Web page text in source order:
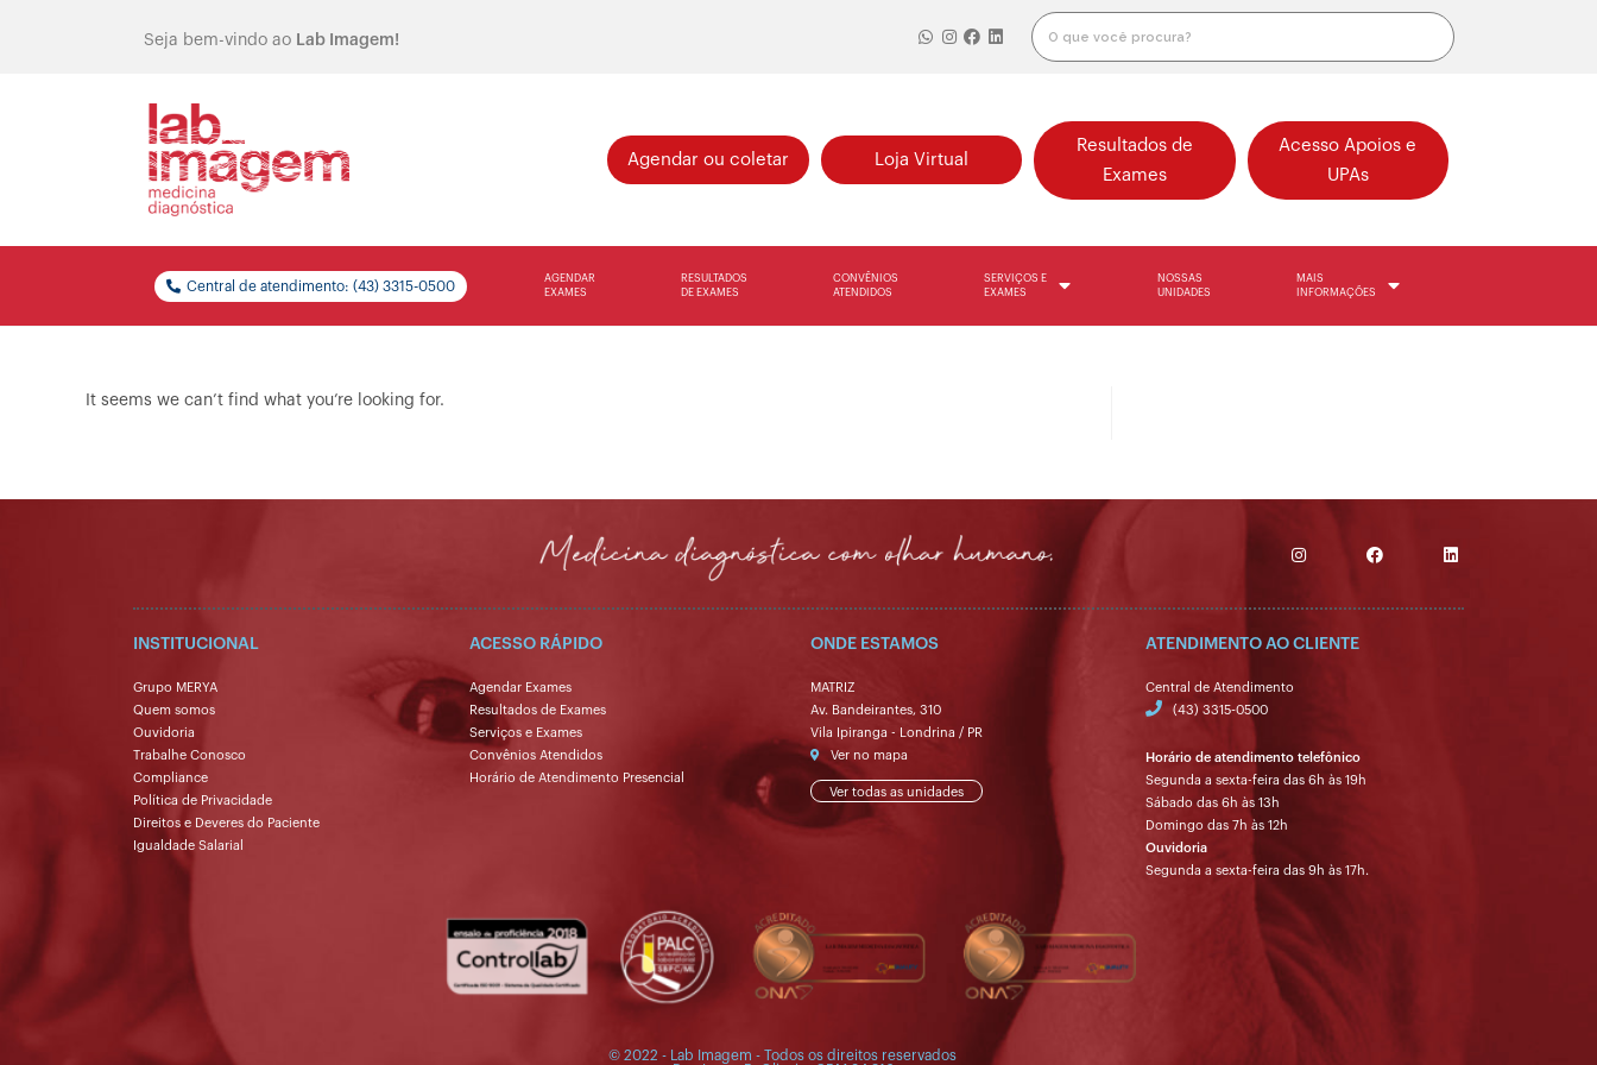
Seja bem-vindo ao Lab Imagem!
Agendar ou coletar Loja Virtual
Resultados de
Exames
Acesso Apoios e
UPAs
Central de atendimento: (43) 3315-0500
AGENDAR
EXAMES
RESULTADOS
DE EXAMES
CONVÊNIOS
ATENDIDOS
SERVIÇOS E
EXAMES
NOSSAS
UNIDADES
MAIS
INFORMAÇÕES
It seems we can’t find what you’re looking for.
INSTITUCIONAL
Grupo MERYA
Quem somos
Ouvidoria
Trabalhe Conosco
Compliance
Política de Privacidade
Direitos e Deveres do Paciente
Igualdade Salarial
ACESSO RÁPIDO
Agendar Exames
Resultados de Exames
Serviços e Exames
Convênios Atendidos
Horário de Atendimento Presencial
ONDE ESTAMOS
MATRIZ
Av. Bandeirantes, 310
Vila Ipiranga - Londrina / PR
Ver no mapa
Ver todas as unidades
ATENDIMENTO AO CLIENTE
Central de Atendimento
(43) 3315-0500
Horário de atendimento telefônico
Segunda a sexta-feira das 6h às 19h
Sábado das 6h às 13h
Domingo das 7h às 12h
Ouvidoria
Segunda a sexta-feira das 9h às 17h.
© 2022 - Lab Imagem - Todos os direitos reservados